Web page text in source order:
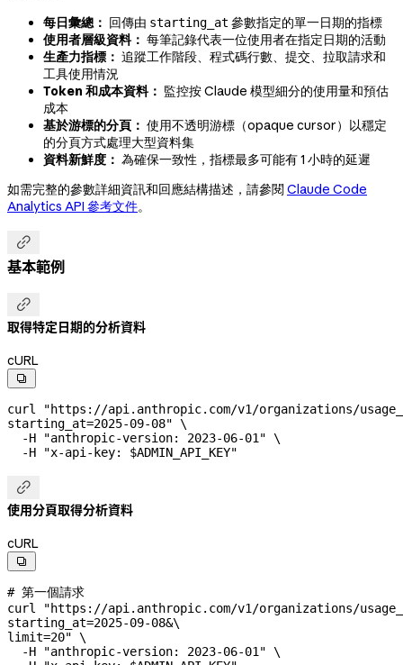
每日彙總： 回傳由 starting_at 參數指定的單一日期的指標
使用者層級資料： 每筆記錄代表一位使用者在指定日期的活動
生產力指標： 追蹤工作階段、程式碼行數、提交、拉取請求和
工具使用情況
Token 和成本資料： 監控按 Claude 模型細分的使用量和預估
成本
基於游標的分頁： 使用不透明游標（opaque cursor）以穩定
的分頁方式處理大型資料集
資料新鮮度： 為確保一致性，指標最多可能有 1 小時的延遲
如需完整的參數詳細資訊和回應結構描述，請參閱Claude Code
Analytics API 參考文件。

基本範例

取得特定日期的分析資料
cURL

curl
"https://api.anthropic.com/v1/organizations/
starting_at=2025-09-08" \
  -H
"anthropic-version: 2023-06-01" \
  -H
"x-api-key: $ADMIN_API_KEY"

使用分頁取得分析資料
cURL

# 第一個請求
curl
"https://api.anthropic.com/v1/organizations/
starting_at=2025-09-08&\
limit=20" \
  -H
"anthropic-version: 2023-06-01" \